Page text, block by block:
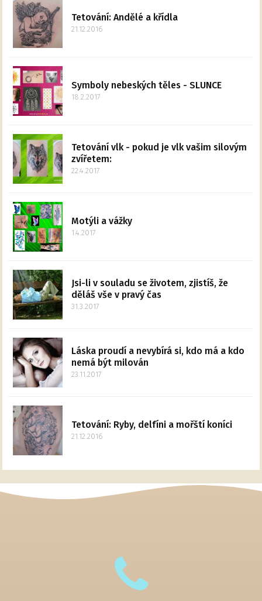
Tetování: Andělé a křídla
21.12.2016
Symboly nebeských těles - SLUNCE
18.2.2017
Tetování vlk - pokud je vlk vašim silovým
zvířetem:
22.4.2017
Motýli a vážky
1.4.2017
Jsi-li v souladu se životem, zjistíš, že
děláš vše v pravý čas
31.3.2017
Láska proudí a nevybírá si, kdo má a kdo
nemá být milován
23.11.2017
Tetování: Ryby, delfíni a mořští koníci
21.12.2016